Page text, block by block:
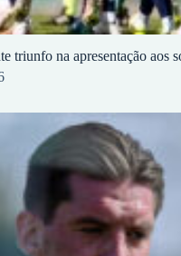
triunfo na apresentação aos